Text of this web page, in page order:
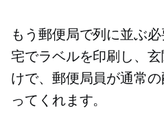
もう郵便局で列に並ぶ
宅でラベルを印刷し、
けで、郵便局員が通常
ってくれます。